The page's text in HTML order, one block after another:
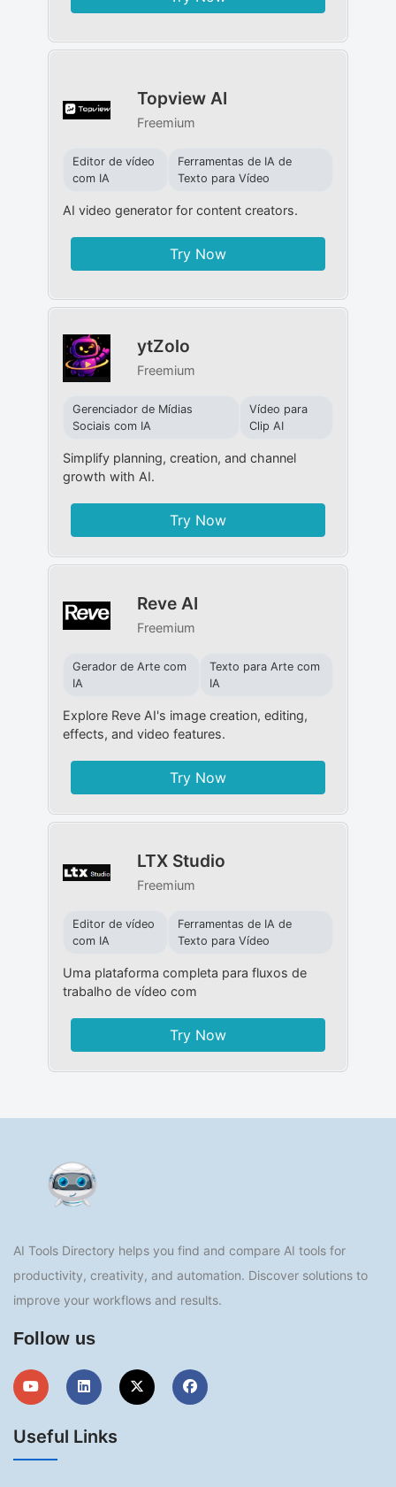
Topview AI
Freemium
Editor de vídeo
com IA
Ferramentas de IA de
Texto para Vídeo
AI video generator for content creators.
Try Now
ytZolo
Freemium
Gerenciador de Mídias
Sociais com IA
Vídeo para
Clip AI
Simplify planning, creation, and channel
growth with AI.
Try Now
Reve AI
Freemium
Gerador de Arte com
IA
Texto para Arte com
IA
Explore Reve AI's image creation, editing,
effects, and video features.
Try Now
LTX Studio
Freemium
Editor de vídeo
com IA
Ferramentas de IA de
Texto para Vídeo
Uma plataforma completa para fluxos de
trabalho de vídeo com
Try Now
AI Tools Directory helps you find and compare AI tools for
productivity, creativity, and automation. Discover solutions to
improve your workflows and results.
Follow us
Useful Links